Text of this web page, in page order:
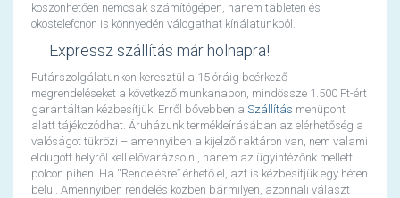
köszönhetően nemcsak számítógépen, hanem tableten és
okostelefonon is könnyedén válogathat kínálatunkból.
Expressz szállítás már holnapra!
Futárszolgálatunkon keresztül a 15 óráig beérkező
megrendeléseket a következő munkanapon, mindössze 1.500 Ft-ért
garantáltan kézbesítjük. Erről bővebben a Szállítás menüpont
alatt tájékozódhat. Áruházunk termékleírásában az elérhetőség a
valóságot tükrözi – amennyiben a kijelző raktáron van, nem valami
eldugott helyről kell elővarázsolni, hanem az ügyintézőnk melletti
polcon pihen. Ha “Rendelésre” érhető el, azt is kézbesítjük egy héten
belül. Amennyiben rendelés közben bármilyen, azonnali választ